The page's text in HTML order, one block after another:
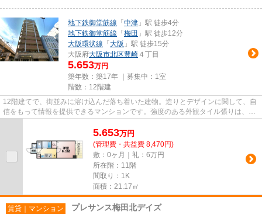
地下鉄御堂筋線 「 中津 」駅 徒歩4分
地下鉄御堂筋線 「 梅田 」駅 徒歩12分
大阪環状線 「 大阪 」駅 徒歩15分
大阪府大阪市北区豊崎 ４丁目
5.653万円
築年数：築17年 ｜募集中： 1室
階数：12階建
12階建てで、街並みに溶け込んだ落ち着いた建物。造りとデザインに関して、自
信をもって情報を提供できるマンションです。強度のある外観タイル張りは、外
5.653万円
(管理費・共益費 8,470円)
敷：0ヶ月｜礼：6万円
所在階：11階
間取り：1K
面積：21.17㎡
賃貸｜マンション プレサンス梅田北デイズ